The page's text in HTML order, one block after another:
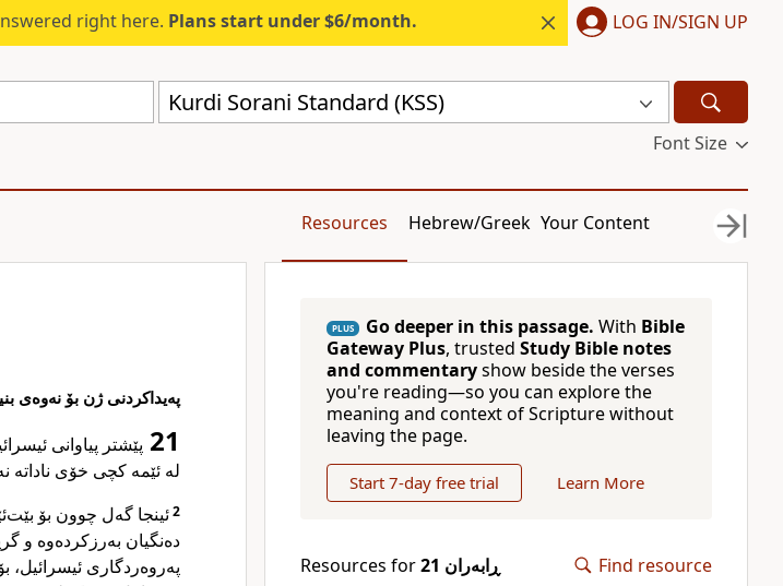
right here. Plans start under $6/month. LOG IN/SIGN UP
Kurdi Sorani Standard (KSS)
Font Size
Resources Hebrew/Greek Your Content
پەیداکردنی ژن بۆ نەوەی
21 پێشتر پیاوانی
لە ئێمە کچی خۆی ناداتە
2ئینجا گەل چوون بۆ
دەنگیان بەرزکردەوە و
پەروەردگاری ئیسرائیل،
PLUS Go deeper in this passage. With Bible
Gateway Plus, trusted Study Bible notes
and commentaryshow beside the verses
you're reading—so you can explore the
meaning and context of Scripture without
leaving the page.
Start 7-day free trial Learn More
Resources for ڕابەران 21 Find resource